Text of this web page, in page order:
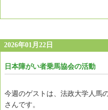
2026年01月22日
日本障がい者乗馬協会の活動
今週のゲストは、法政大学人馬
さんです。